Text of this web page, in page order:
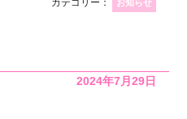
カテゴリー： お知らせ
2024年7月29日